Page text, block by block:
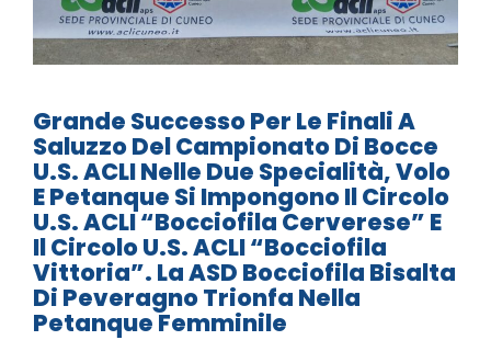
Grande Successo Per Le Finali A
Saluzzo Del Campionato Di Bocce
U.S. ACLI Nelle Due Specialità, Volo
E Petanque Si Impongono Il Circolo
U.S. ACLI “Bocciofila Cerverese” E
Il Circolo U.S. ACLI “Bocciofila
Vittoria”. La ASD Bocciofila Bisalta
Di Peveragno Trionfa Nella
Petanque Femminile